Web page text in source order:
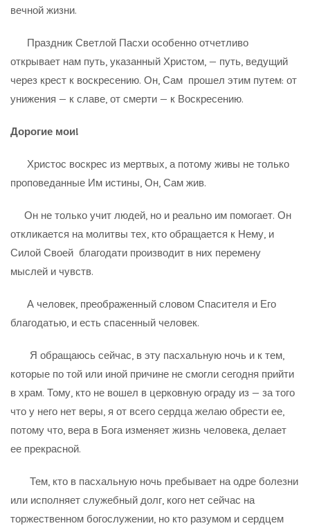
вечной жизни.
Праздник Светлой Пасхи особенно отчетливо
открывает нам путь, указанный Христом, — путь, ведущий
через крест к воскресению. Он, Сам прошел этим путем: от
унижения — к славе, от смерти — к Воскресению.
Дорогие мои!
Христос воскрес из мертвых, а потому живы не только
проповеданные Им истины, Он, Сам жив.
Он не только учит людей, но и реально им помогает. Он
откликается на молитвы тех, кто обращается к Нему, и
Силой Своей благодати производит в них перемену
мыслей и чувств.
А человек, преображенный словом Спасителя и Его
благодатью, и есть спасенный человек.
Я обращаюсь сейчас, в эту пасхальную ночь и к тем,
которые по той или иной причине не смогли сегодня прийти
в храм. Тому, кто не вошел в церковную ограду из — за того
что у него нет веры, я от всего сердца желаю обрести ее,
потому что, вера в Бога изменяет жизнь человека, делает
ее прекрасной.
Тем, кто в пасхальную ночь пребывает на одре болезни
или исполняет служебный долг, кого нет сейчас на
торжественном богослужении, но кто разумом и сердцем